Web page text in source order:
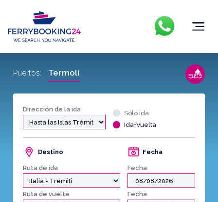
Dirección de la ida
Sólo ida
Ida+Vuelta
Destino
Ruta de ida
Fecha
Fecha
Ruta de vuelta Fecha
Puertos: Termoli